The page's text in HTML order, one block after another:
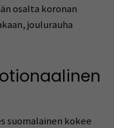
osalta koronan
joulurauha
suomalainen kokee